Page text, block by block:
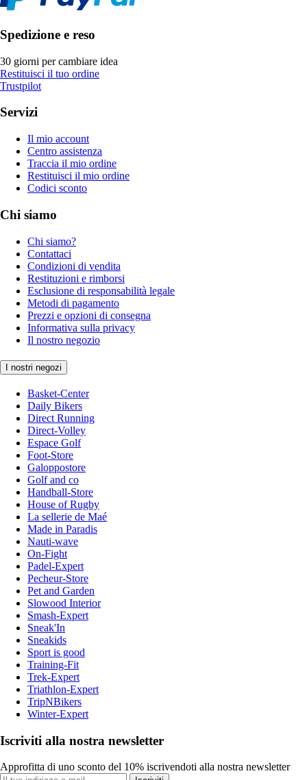
Spedizione e reso
30 giorni per cambiare idea
Restituisci il tuo ordine
Trustpilot
Servizi
Il mio account
Centro assistenza
Traccia il mio ordine
Restituisci il mio ordine
Codici sconto
Chi siamo
Chi siamo?
Contattaci
Condizioni di vendita
Restituzioni e rimborsi
Esclusione di responsabilità legale
Metodi di pagamento
Prezzi e opzioni di consegna
Informativa sulla privacy
Il nostro negozio
I nostri negozi
Basket-Center
Daily Bikers
Direct Running
Direct-Volley
Espace Golf
Foot-Store
Galoppostore
Golf and co
Handball-Store
House of Rugby
La sellerie de Maé
Made in Paradis
Nauti-wave
On-Fight
Padel-Expert
Pecheur-Store
Pet and Garden
Slowood Interior
Smash-Expert
Sneak'In
Sneakids
Sport is good
Training-Fit
Trek-Expert
Triathlon-Expert
TripNBikers
Winter-Expert
Iscriviti alla nostra newsletter
Approfitta di uno sconto del 10% iscrivendoti alla nostra newsletter